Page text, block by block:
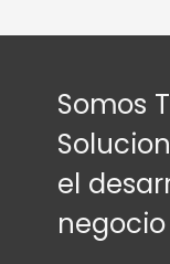
Somos
el
negocio